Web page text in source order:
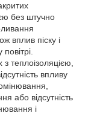
без штучно
вплив піску і
теплоізоляцією,
впливу
або відсутність
і